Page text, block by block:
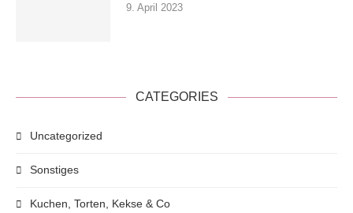
9. April 2023
CATEGORIES
Uncategorized
Sonstiges
Kuchen, Torten, Kekse & Co